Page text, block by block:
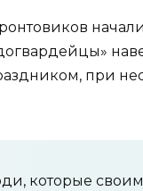
при
которые